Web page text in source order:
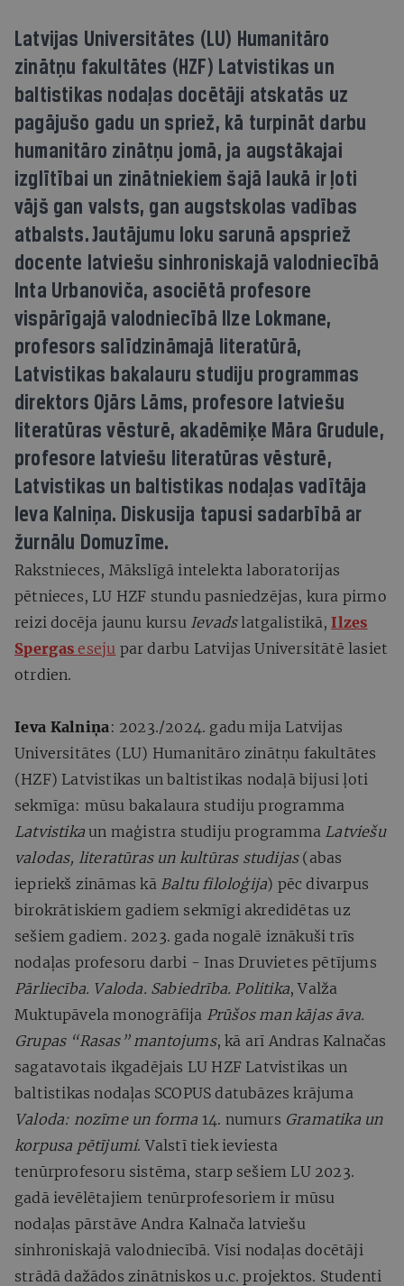
Latvijas Universitātes (LU) Humanitāro
zinātņu fakultātes (HZF) Latvistikas un
baltistikas nodaļas docētāji atskatās uz
pagājušo gadu un spriež, kā turpināt darbu
humanitāro zinātņu jomā, ja augstākajai
izglītībai un zinātniekiem šajā laukā ir ļoti
vājš gan valsts, gan augstskolas vadības
atbalsts. Jautājumu loku sarunā apspriež
docente latviešu sinhroniskajā valodniecībā
Inta Urbanoviča, asociētā profesore
vispārīgajā valodniecībā Ilze Lokmane,
profesors salīdzināmajā literatūrā,
Latvistikas bakalauru studiju programmas
direktors Ojārs Lāms, profesore latviešu
literatūras vēsturē, akadēmiķe Māra Grudule,
profesore latviešu literatūras vēsturē,
Latvistikas un baltistikas nodaļas vadītāja
Ieva Kalniņa. Diskusija tapusi sadarbībā ar
žurnālu Domuzīme.
Rakstnieces, Mākslīgā intelekta laboratorijas
pētnieces, LU HZF stundu pasniedzējas, kura pirmo
reizi docēja jaunu kursu Ievadslatgalistikā,Ilzes
Spergaseseju par darbu Latvijas Universitātē lasiet
otrdien.
Ieva Kalniņa : 2023./2024. gadu mija Latvijas
Universitātes (LU) Humanitāro zinātņu fakultātes
(HZF) Latvistikas un baltistikas nodaļā bijusi ļoti
sekmīga: mūsu bakalaura studiju programma
Latvistika un maģistra studiju programma Latviešu
valodas, literatūras un kultūras studijas(abas
iepriekš zināmas kā Baltu filoloģija) pēc divarpus
birokrātiskiem gadiem sekmīgi akredidētas uz
sešiem gadiem. 2023. gada nogalē iznākuši trīs
nodaļas profesoru darbi - Inas Druvietes pētījums
Pārliecība. Valoda. Sabiedrība. Politika, Valža
Muktupāvela monogrāfija Prūšos man kājas āva.
Grupas “Rasas” mantojums, kā arī Andras Kalnačas
sagatavotais ikgadējais LU HZF Latvistikas un
baltistikas nodaļas SCOPUS datubāzes krājuma
Valoda: nozīme un forma 14. numurs Gramatika un
korpusa pētījumi. Valstī tiek ieviesta
tenūrprofesoru sistēma, starp sešiem LU 2023.
gadā ievēlētajiem tenūrprofesoriem ir mūsu
nodaļas pārstāve Andra Kalnača latviešu
sinhroniskajā valodniecībā. Visi nodaļas docētāji
strādā dažādos zinātniskos u.c. projektos. Studenti